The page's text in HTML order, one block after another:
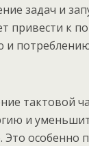
задач и
привести к
тактовой
и
особенно